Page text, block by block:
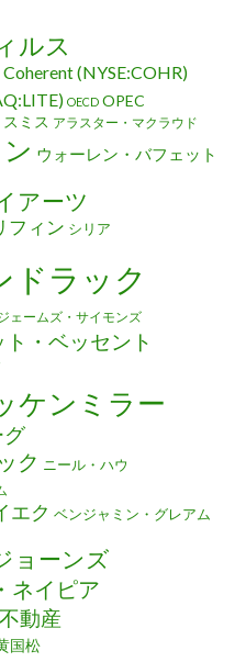
ルス
Coherent (NYSE:COHR)
OECD OPEC
ミス アラスター・マクラウド
ウォーレン・バフェット
アーツ
フィン シリア
ドラック
ェームズ・サイモンズ
ト・ベッセント
ケンミラー
グ
ク ニール・ハウ
エク ベンジャミン・グレアム
ョーンズ
ネイピア
不動産
国松